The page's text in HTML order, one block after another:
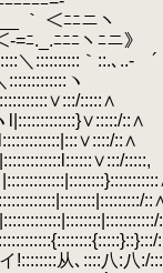
ﾆニヽ
ﾆニ》
｀::.､..- ´
ヽ
:::::∧
::∧
「コロ
:::::,
ネオ
コロニー